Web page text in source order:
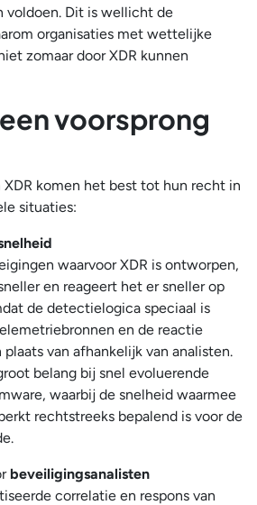
voldoen. Dit is wellicht de
organisaties met wettelijke
zomaar door XDR kunnen
voorsprong
XDR komen het best tot hun recht in
situaties:
waarvoor XDR is ontworpen,
en reageert het er sneller op
de detectielogica speciaal is
en de reactie
van afhankelijk van analisten.
belang bij snel evoluerende
waarbij de snelheid waarmee
rechtstreeks bepalend is voor de
beveiligingsanalisten
correlatie en respons van